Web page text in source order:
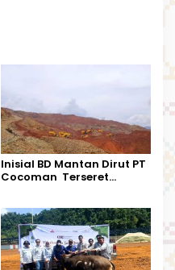
Inisial BD Mantan Dirut PT
Cocoman Terseret
Kalimantan Barat